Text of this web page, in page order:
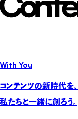
With You
コンテンツの新時代を、
私たちと一緒に創ろう。